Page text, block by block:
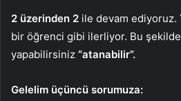
2 üzerinden 2 ile devam ediyoruz.
bir öğrenci gibi ilerliyor. Bu
yapabilirsiniz “atanabilir”.
Gelelim üçüncü sorumuza: